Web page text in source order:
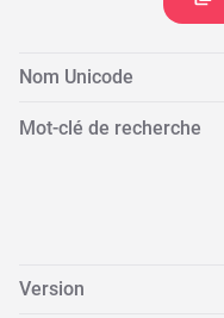
Nom Unicode
Mot-clé de recherche
Version